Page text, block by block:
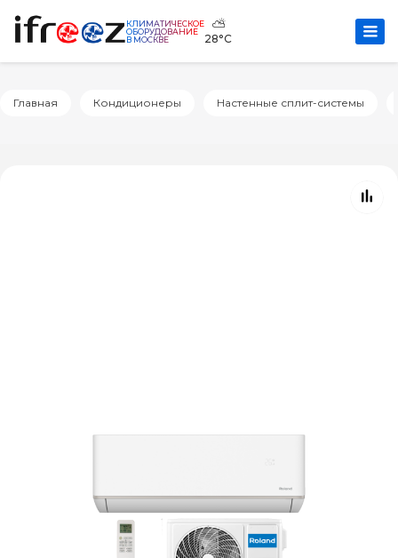
КЛИМАТИЧЕСКОЕ
ОБОРУДОВАНИЕ
В МОСКВЕ
⛅
28°C
Главная Кондиционеры Настенные сплит-системы